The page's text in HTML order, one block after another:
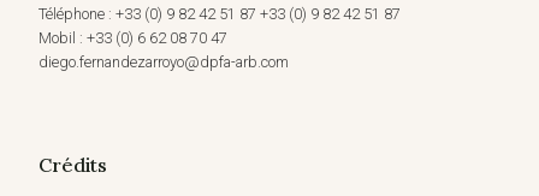
Téléphone : +33 (0) 9 82 42 51 87 +33 (0) 9 82 42 51 87
Mobil : +33 (0) 6 62 08 70 47
diego.fernandezarroyo@dpfa-arb.com
Crédits